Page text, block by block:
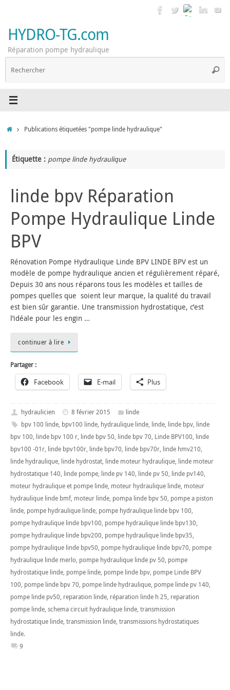
contenu
HYDRO-TG.com
Réparation pompe hydraulique
AccueilPublications étiquetées "pompe linde hydraulique"
Étiquette : pompe linde hydraulique
linde bpv Réparation
Pompe Hydraulique Linde
BPV
Rénovation Pompe Hydraulique Linde BPV LINDE BPV est un
modèle de pompe hydraulique ancien et régulièrement réparé,
Depuis 30 ans nous réparons tous les modèles et tailles de
pompes quelles que soient leur marque, la qualité du travail
est bien sûr garantie. Une transmission hydrostatique, c’est
l’idéale pour les engin …
continuer à lire
Partager :
Facebook E-mail Plus
hydraulicien 8 février 2015
linde
bpv 100 linde, bpv100 linde, hydraulique linde, linde, linde bpv, linde
bpv 100, linde bpv 100 r, linde bpv 50, linde bpv 70, Linde BPV100, linde
bpv100 -01r, linde bpv100r, linde bpv70, linde bpv70r, linde hmv210,
linde hydraulique, linde hydrostat, linde moteur hydraulique, linde moteur
hydrostatique 140, linde pompe, linde pv 140, linde pv 50, linde pv140,
moteur hydraulique et pompe linde, moteur hydraulique linde, moteur
hydraulique linde bmf, moteur linde, pompa linde bpv 50, pompe a piston
linde, pompe hydraulique linde, pompe hydraulique linde bpv 100,
pompe hydraulique linde bpv100, pompe hydraulique linde bpv130,
pompe hydraulique linde bpv200, pompe hydraulique linde bpv35,
pompe hydraulique linde bpv50, pompe hydraulique linde bpv70, pompe
hydraulique linde merlo, pompe hydraulique linde pv 50, pompe
hydrostatique linde, pompe linde, pompe linde bpv, pompe Linde BPV
100, pompe linde bpv 70, pompe linde hydraulique, pompe linde pv 140,
pompe linde pv50, reparation linde, réparation linde h 25, reparation
pompe linde, schema circuit hydraulique linde, transmission
hydrostatique linde, transmission linde, transmissions hydrostatiques
linde.
9